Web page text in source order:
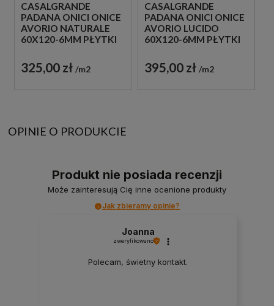
CASALGRANDE
PADANA ONICI ONICE
AVORIO NATURALE
60X120-6MM PŁYTKI
KAMIEŃ
325,00 zł m2
CASALGRANDE
PADANA ONICI ONICE
AVORIO LUCIDO
60X120-6MM PŁYTKI
KAMIEŃ
395,00 zł m2
OPINIE O PRODUKCIE
Produkt nie posiada recenzji
Może zainteresują Cię inne ocenione produkty
Jak zbieramy opinie?
Joanna
zweryfikowano
Polecam, świetny kontakt.